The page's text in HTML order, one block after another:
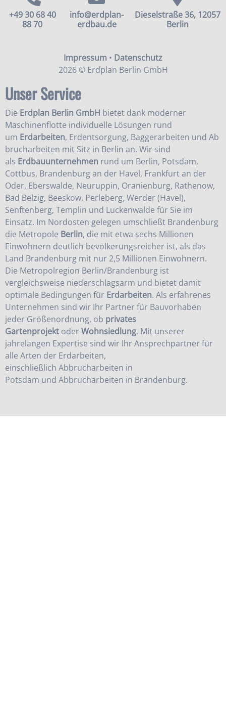
+49 30 68 40
88 70
info@erdplan-
erdbau.de
Dieselstraße 36, 12057
Berlin
Impressum • Datenschutz
2026 © Erdplan Berlin GmbH
Unser Service
Die Erdplan Berlin GmbH bietet dank moderner
Maschinenflotte individuelle Lösungen rund
um Erdarbeiten, Erdentsorgung, Baggerarbeiten und Ab
brucharbeiten mit Sitz in Berlin an. Wir sind
als Erdbauunternehmen rund um Berlin, Potsdam,
Cottbus, Brandenburg an der Havel, Frankfurt an der
Oder, Eberswalde, Neuruppin, Oranienburg, Rathenow,
Bad Belzig, Beeskow, Perleberg, Werder (Havel),
Senftenberg, Templin und Luckenwalde für Sie im
Einsatz. Im Nordosten gelegen umschließt Brandenburg
die Metropole Berlin, die mit etwa sechs Millionen
Einwohnern deutlich bevölkerungsreicher ist, als das
Land Brandenburg mit nur 2,5 Millionen Einwohnern.
Die Metropolregion Berlin/Brandenburg ist
vergleichsweise niederschlagsarm und bietet damit
optimale Bedingungen für Erdarbeiten. Als erfahrenes
Unternehmen sind wir Ihr Partner für Bauvorhaben
jeder Größenordnung, ob privates
Gartenprojekt oderWohnsiedlung. Mit unserer
jahrelangen Expertise sind wir Ihr Ansprechpartner für
alle Arten der Erdarbeiten,
einschließlich Abbrucharbeiten in
Potsdam und Abbrucharbeiten in Brandenburg.